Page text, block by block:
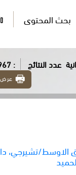
بحث المحتوى
عدد النتائج : 967
الاوسط/